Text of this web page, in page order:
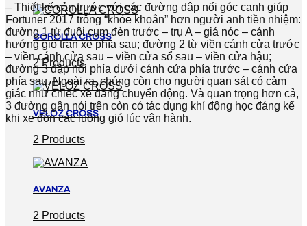
COROLLA CROSS
2 Products
VELOZ CROSS
2 Products
AVANZA
2 Products
– Thiết kế cản trước với các đường dập nổi góc cạnh giúp
Fortuner 2017 trông “khỏe khoắn” hơn người anh tiền nhiệm:
đường 1 từ đuôi cụm đèn trước – trụ A – giá nóc – cánh
hướng gió trần xe phía sau; đường 2 từ viền cánh cửa trước
– viền cánh cửa sau – viền cửa sổ sau – viền cửa hậu;
đường 3 dập nổi phía dưới cánh cửa phía trước – cánh cửa
phía sau. Ngoài ra, chúng còn cho người quan sát có cảm
giác như chiếc xe đang chuyển động. Và quan trọng hơn cả,
3 đường gân nói trên còn có tác dụng khí động học đáng kể
khi xe đón các luồng gió lúc vận hành.